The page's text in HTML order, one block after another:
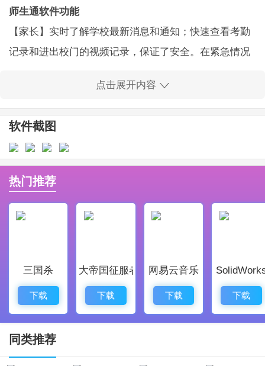
师生通软件功能
【家长】实时了解学校最新消息和通知；快速查看考勤
记录和进出校门的视频记录，保证了安全。在紧急情况
活动的照片、视频等资料……一个孩子成长的过程，活
泼的笑容，成功的喜悦都一一呈现。
【孩子】
在学校和家里都有完整的成长档案，记录下成长的每一
刻。
【教师】
教师可以快速发出通知，检查出勤，发布活动安排。
学校的质量。
师生通软件用法
1、在本站下载安装并登陆师生通app，软件账号由学校
统一提供，用户可以使用学校提供了的账号进行登陆。
点击展开内容
软件截图
热门推荐
三国杀
下载
大帝国征服者
下载
网易云音乐
下载 下载
同类推荐